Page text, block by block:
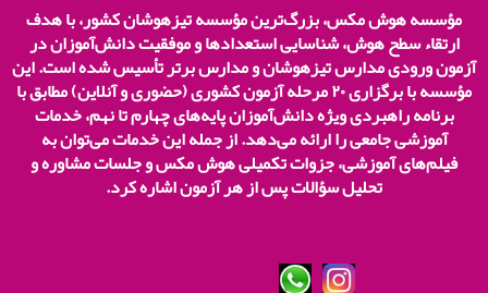
مؤسسه هوش مکس، بزرگ‌ترین مؤسسه تیزهوشان کشور، با هدف
ارتقاء سطح هوش، شناسایی استعدادها و موفقیت دانش‌آموزان در
آزمون ورودی مدارس تیزهوشان و مدارس برتر تأسیس شده است. این
مؤسسه با برگزاری۲۰مرحله آزمون کشوری (حضوری و آنلاین) مطابق با
برنامه راهبردی ویژه دانش‌آموزان پایه‌های چهارم تا نهم، خدمات
آموزشی جامعی را ارائه می‌دهد. از جمله این خدمات می‌توان به
فیلم‌های آموزشی، جزوات تکمیلی هوش مکس و جلسات مشاوره و
تحلیل سؤالات پس از هر آزمون اشاره کرد.